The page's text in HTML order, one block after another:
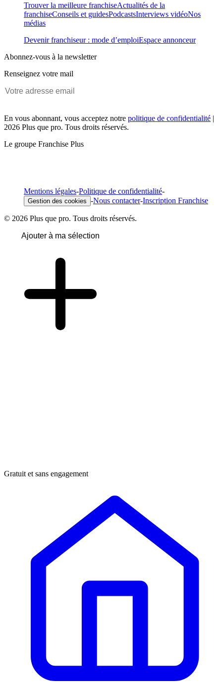
Trouver la meilleure franchiseActualités de la
franchiseConseils et guidesPodcastsInterviews vidéoNos
médias
Devenir franchiseur : mode d’emploiEspace annonceur
Abonnez-vous à la newsletter
Renseignez votre mail
En vous abonnant, vous acceptez notre politique de confidentialité |
2026 Plus que pro. Tous droits réservés.
Le groupe Franchise Plus
Mentions légales-Politique de confidentialité-
Gestion des cookies -Nous contacter-Inscription Franchise
© 2026 Plus que pro. Tous droits réservés.
Ajouter à ma sélection
Gratuit et sans engagement